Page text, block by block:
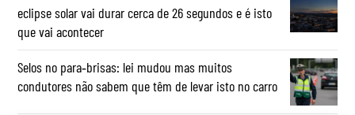
eclipse solar vai durar cerca de 26 segundos e é isto
que vai acontecer
Selos no para‑brisas: lei mudou mas muitos
condutores não sabem que têm de levar isto no carro